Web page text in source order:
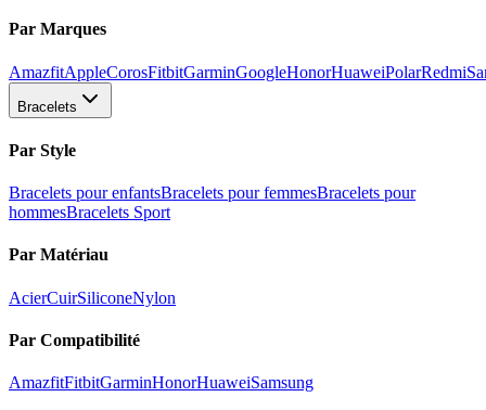
Par Marques
AmazfitAppleCorosFitbitGarminGoogleHonorHuaweiPolarRedmi
Bracelets
Par Style
Bracelets pour enfantsBracelets pour femmesBracelets pour
hommesBracelets Sport
Par Matériau
AcierCuirSiliconeNylon
Par Compatibilité
AmazfitFitbitGarminHonorHuaweiSamsung